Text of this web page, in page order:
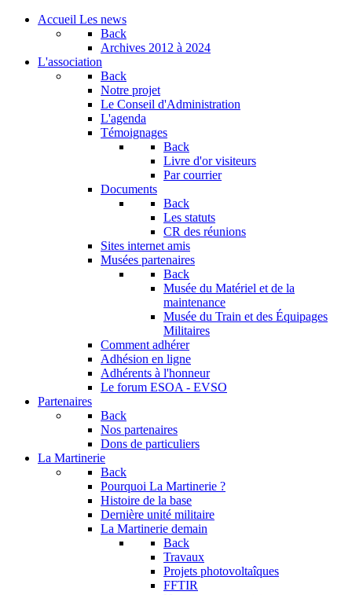
Accueil Les news
Back
Archives 2012 à 2024
L'association
Back
Notre projet
Le Conseil d'Administration
L'agenda
Témoignages
Back
Livre d'or visiteurs
Par courrier
Documents
Back
Les statuts
CR des réunions
Sites internet amis
Musées partenaires
Back
Musée du Matériel et de la
maintenance
Musée du Train et des Équipages
Militaires
Comment adhérer
Adhésion en ligne
Adhérents à l'honneur
Le forum ESOA - EVSO
Partenaires
Back
Nos partenaires
Dons de particuliers
La Martinerie
Back
Pourquoi La Martinerie ?
Histoire de la base
Dernière unité militaire
La Martinerie demain
Back
Travaux
Projets photovoltaîques
FFTIR